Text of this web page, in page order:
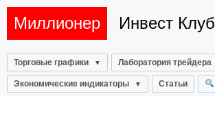
Миллионер Инвест Клуб
Торговые графики Лаборатория трейдера
Экономические индикаторы Статьи